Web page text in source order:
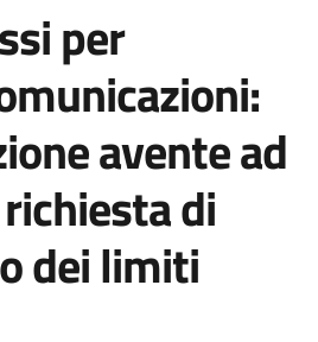
per
avente ad
di
dei limiti